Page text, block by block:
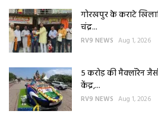
गोरखपुर के कराटे
चंद्र...
RV9 NEWS Aug 1, 2026
5 करोड़ की मैक्लॉरेन
केंद्र,...
RV9 NEWS Aug 1, 2026